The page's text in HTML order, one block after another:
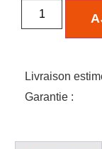
Livraison
Garantie :